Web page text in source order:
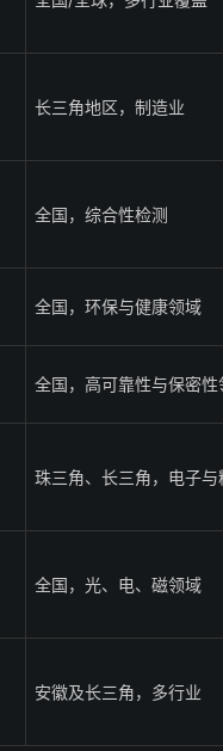
长三角地区，制造业
全国，综合性检测
全国，环保与健康领域
全国，高可靠性与保密性
珠三角、长三角，电子与
全国，光、电、磁领域
安徽及长三角，多行业